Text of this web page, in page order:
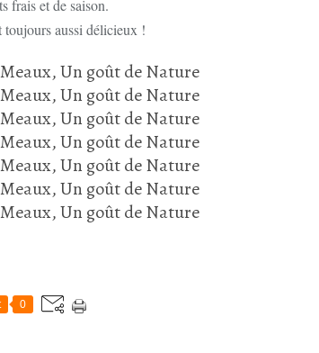
frais et de saison.
toujours aussi délicieux !
0